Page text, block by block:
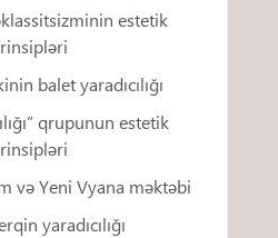
estetik
balet yaradıcılığı
qrupunun estetik
və Yeni Vyana məktəbi
yaradıcılığı